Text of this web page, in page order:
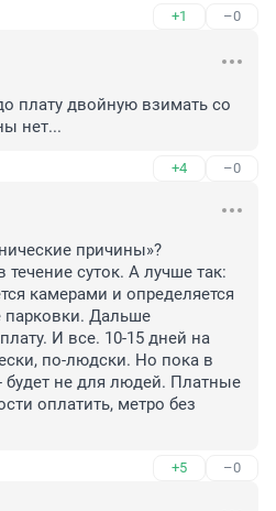
+1 –0
плату двойную взимать со
нет...
+4 –0
причины»?
течение суток. А лучше так:
камерами и определяется
парковки. Дальше
И все. 10-15 дней на
по-людски. Но пока в
будет не для людей. Платные
оплатить, метро без
+5 –0